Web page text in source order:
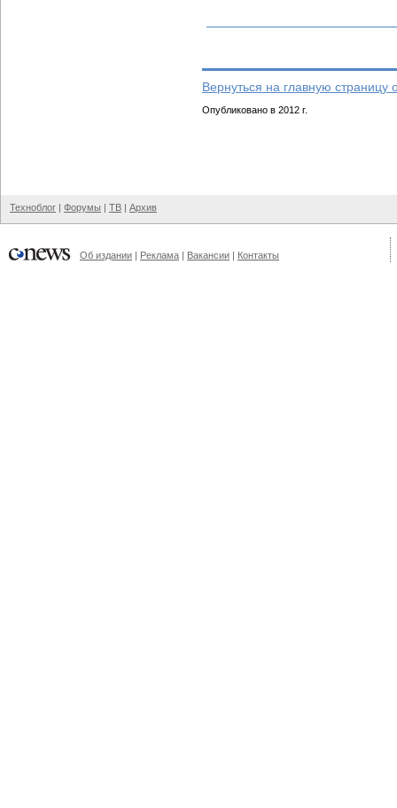
Вернуться на главную страницу
Опубликовано в 2012 г.
Техноблог | Форумы | ТВ | Архив
Об издании | Реклама | Вакансии | Контакты